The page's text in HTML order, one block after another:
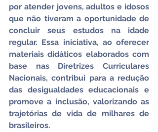
por atender jovens, adultos e idosos
que não tiveram a oportunidade de
concluir seus estudos na idade
regular. Essa iniciativa, ao oferecer
materiais didáticos elaborados com
base nas Diretrizes Curriculares
Nacionais, contribui para a redução
das desigualdades educacionais e
promove a inclusão, valorizando as
trajetórias de vida de milhares de
brasileiros.